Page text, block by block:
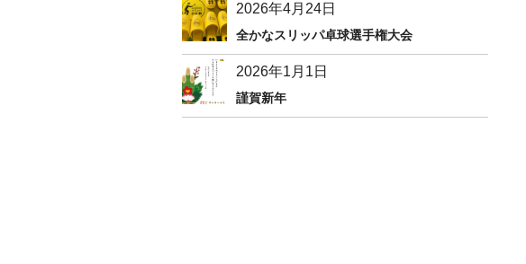
2026年4月24日
全かなスリッパ卓球選手権大会
2026年1月1日
謹賀新年